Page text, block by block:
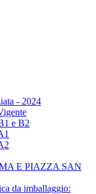
- 2024
e B2
E PIAZZA SAN
da imballaggio: